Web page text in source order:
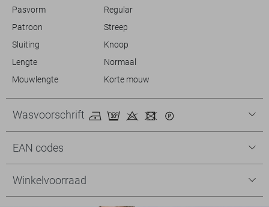
Pasvorm
Regular
Patroon
Streep
Sluiting
Knoop
Lengte
Normaal
Mouwlengte
Korte mouw
Wasvoorschrift
EAN codes
Winkelvoorraad